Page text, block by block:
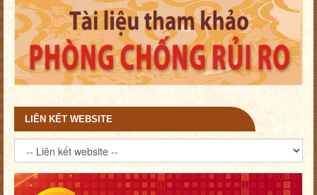
LIÊN KẾT WEBSITE